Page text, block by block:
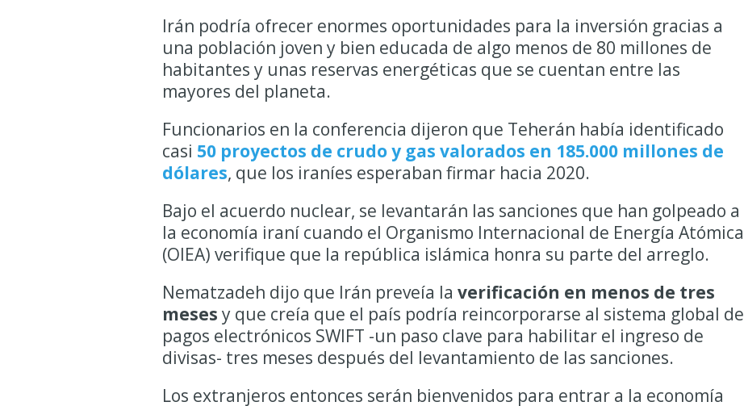
Irán podría ofrecer enormes oportunidades para la inversión gracias a
una población joven y bien educada de algo menos de 80 millones de
habitantes y unas reservas energéticas que se cuentan entre las
mayores del planeta.
Funcionarios en la conferencia dijeron que Teherán había identificado
casi 50 proyectos de crudo y gas valorados en 185.000 millones de
dólares, que los iraníes esperaban firmar hacia 2020.
Bajo el acuerdo nuclear, se levantarán las sanciones que han golpeado a
la economía iraní cuando el Organismo Internacional de Energía Atómica
(OIEA) verifique que la república islámica honra su parte del arreglo.
Nematzadeh dijo que Irán preveía la verificación en menos de tres
meses y que creía que el país podría reincorporarse al sistema global de
pagos electrónicos SWIFT -un paso clave para habilitar el ingreso de
divisas- tres meses después del levantamiento de las sanciones.
Los extranjeros entonces serán bienvenidos para entrar a la economía